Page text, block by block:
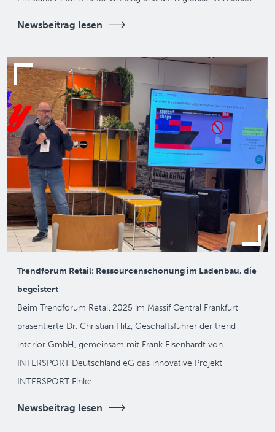
Newsbeitrag lesen
Trendforum Retail: Ressourcenschonung im Ladenbau, die
begeistert
Beim Trendforum Retail 2025 im Massif Central Frankfurt
präsentierte Dr. Christian Hilz, Geschäftsführer der trend
interior GmbH, gemeinsam mit Frank Eisenhardt von
INTERSPORT Deutschland eG das innovative Projekt
INTERSPORT Finke.
Newsbeitrag lesen